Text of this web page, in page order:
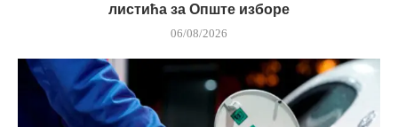
листића за Опште изборе
06/08/2026